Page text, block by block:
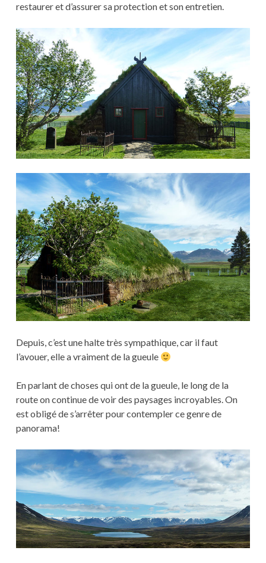
restaurer et d’assurer sa protection et son entretien.
Depuis, c’est une halte très sympathique, car il faut
l’avouer, elle a vraiment de la gueule
En parlant de choses qui ont de la gueule, le long de la
route on continue de voir des paysages incroyables. On
est obligé de s’arrêter pour contempler ce genre de
panorama!